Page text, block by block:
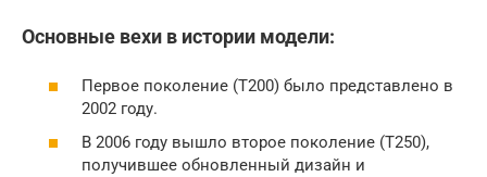
Основные вехи в истории модели:
Первое поколение (T200) было представлено в
2002 году.
В 2006 году вышло второе поколение (T250),
получившее обновленный дизайн и